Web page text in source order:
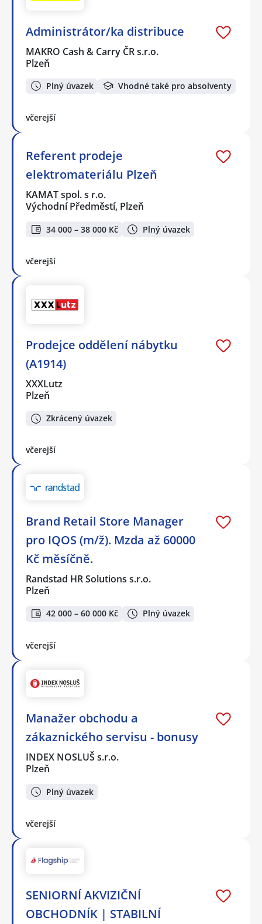
Administrátor/ka distribuce
MAKRO Cash & Carry ČR s.r.o.
Plzeň
Plný úvazek Vhodné také pro absolventy
včerejší
Referent prodeje
elektromateriálu Plzeň
KAMAT spol. s r.o.
Východní Předměstí, Plzeň
34 000 – 38 000 Kč Plný úvazek
včerejší
Prodejce oddělení nábytku
(A1914)
XXXLutz
Plzeň
Zkrácený úvazek
včerejší
Brand Retail Store Manager
pro IQOS (m/ž). Mzda až 60000
Kč měsíčně.
Randstad HR Solutions s.r.o.
Plzeň
42 000 – 60 000 Kč Plný úvazek
včerejší
Manažer obchodu a
zákaznického servisu - bonusy
INDEX NOSLUŠ s.r.o.
Plzeň
Plný úvazek
včerejší
SENIORNÍ AKVIZIČNÍ
OBCHODNÍK | STABILNÍ